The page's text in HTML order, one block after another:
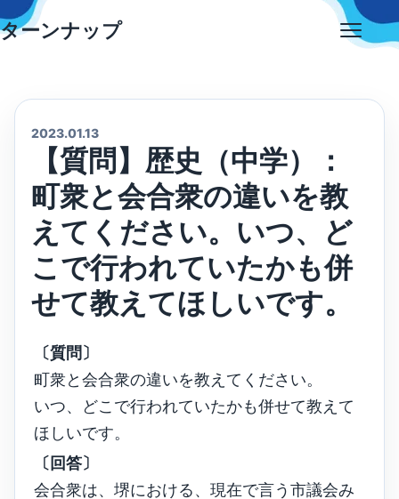
Skip
to
ターンナップ
2023.01.13
【質問】歴史（中学）：
町衆と会合衆の違いを教
えてください。いつ、ど
こで行われていたかも併
せて教えてほしいです。
〔質問〕
町衆と会合衆の違いを教えてください。
いつ、どこで行われていたかも併せて教えて
ほしいです。
〔回答〕
会合衆は、堺における、現在で言う市議会み